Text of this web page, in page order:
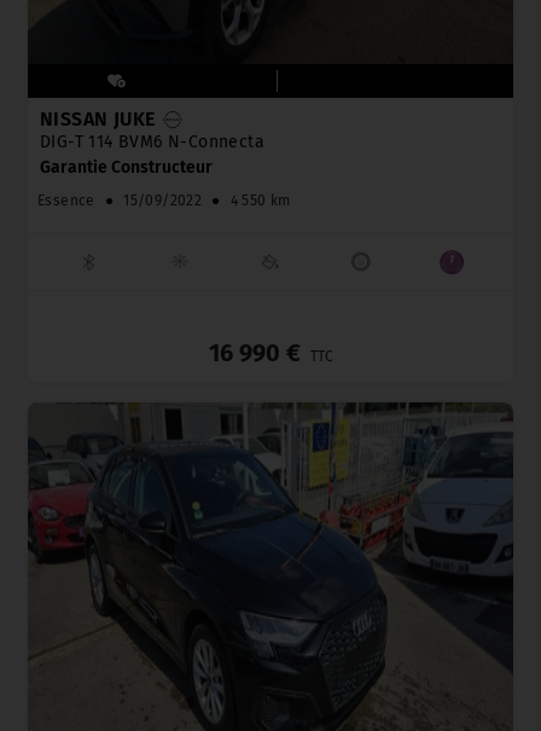
NISSAN JUKE
DIG-T 114 BVM6 N-Connecta
Garantie Constructeur
Essence ● 15/09/2022 ● 4 550 km
16 990 € TTC